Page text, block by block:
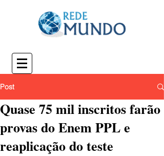
Post
Quase 75 mil inscritos farão
provas do Enem PPL e
reaplicação do teste